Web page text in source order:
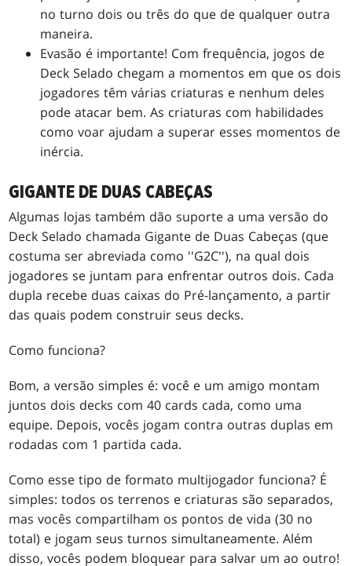
no turno dois ou três do que de qualquer outra
maneira.
Evasão é importante! Com frequência, jogos de
Deck Selado chegam a momentos em que os dois
jogadores têm várias criaturas e nenhum deles
pode atacar bem. As criaturas com habilidades
como voar ajudam a superar esses momentos de
inércia.
GIGANTE DE DUAS CABEÇAS
Algumas lojas também dão suporte a uma versão do
Deck Selado chamada Gigante de Duas Cabeças (que
costuma ser abreviada como ''G2C''), na qual dois
jogadores se juntam para enfrentar outros dois. Cada
dupla recebe duas caixas do Pré-lançamento, a partir
das quais podem construir seus decks.
Como funciona?
Bom, a versão simples é: você e um amigo montam
juntos dois decks com 40 cards cada, como uma
equipe. Depois, vocês jogam contra outras duplas em
rodadas com 1 partida cada.
Como esse tipo de formato multijogador funciona? É
simples: todos os terrenos e criaturas são separados,
mas vocês compartilham os pontos de vida (30 no
total) e jogam seus turnos simultaneamente. Além
disso, vocês podem bloquear para salvar um ao outro!